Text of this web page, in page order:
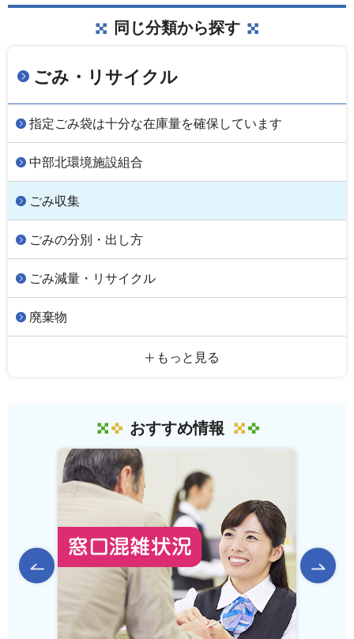
同じ分類から探す
ごみ・リサイクル
指定ごみ袋は十分な在庫量を確保しています
中部北環境施設組合
ごみ収集
ごみの分別・出し方
ごみ減量・リサイクル
廃棄物
もっと見る
おすすめ情報
前のスライドを表示